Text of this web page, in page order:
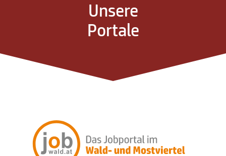
Unsere
Portale